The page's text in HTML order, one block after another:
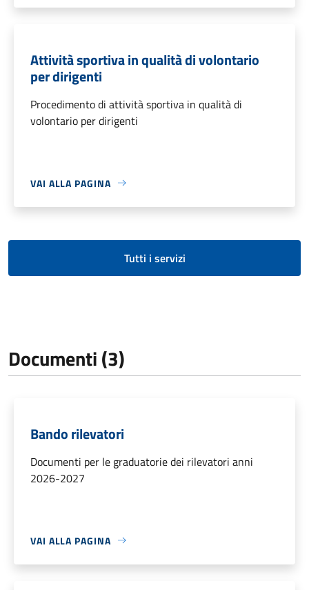
Attività sportiva in qualità di volontario
per dirigenti
Procedimento di attività sportiva in qualità di
volontario per dirigenti
VAI ALLA PAGINA
Tutti i servizi
Documenti (3)
Bando rilevatori
Documenti per le graduatorie dei rilevatori anni
2026-2027
VAI ALLA PAGINA